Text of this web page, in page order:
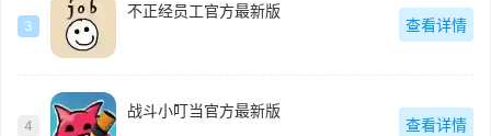
3
不正经员工官方最新版
查看详情
4
战斗小叮当官方最新版
查看详情